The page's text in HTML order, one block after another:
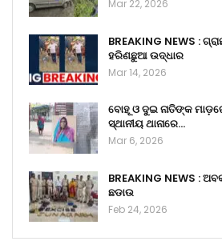
Mar 22, 2026
BREAKING NEWS :
ହରିଣଛୁଆ ଉଦ୍ଧାର
Mar 14, 2026
ବୋହୂ ଓ ଦୁଇ ନାତିଙ୍କ
ସ୍ଥାନୀୟ ଥାନାରେ…
Mar 6, 2026
BREAKING NEWS :
ଛଡାଉ
Feb 24, 2026